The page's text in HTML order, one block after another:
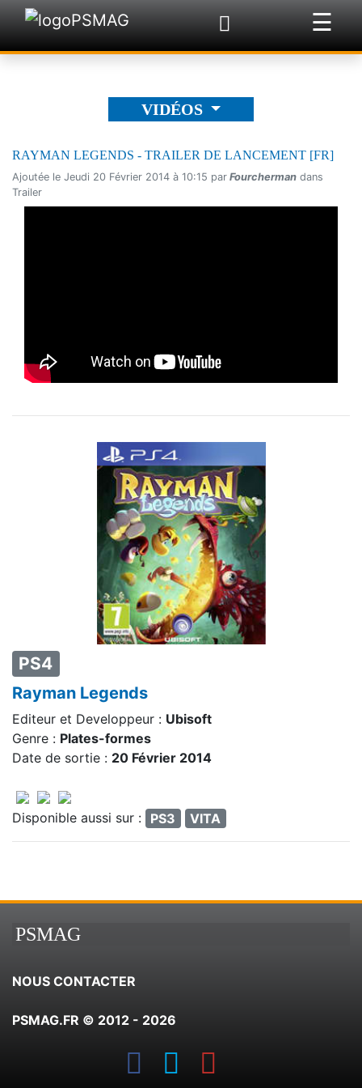
☰
×
VIDÉOS
PS4
Rayman Legends
Editeur et Developpeur : Ubisoft
Genre : Plates-formes
Date de sortie : 20 Février 2014
Disponible aussi sur : PS3 VITA
RAYMAN LEGENDS - TRAILER DE LANCEMENT [FR]
Ajoutée le Jeudi 20 Février 2014 à 10:15 par Fourcherman dans
Trailer
PSMAG
NOUS CONTACTER
PSMAG.FR © 2012 - 2026